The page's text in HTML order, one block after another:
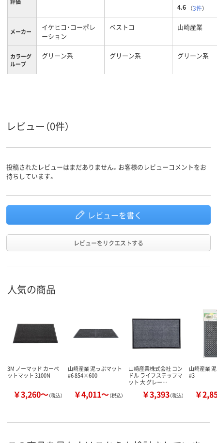
4.6 （3件）
メーカー
イケヒコ・コーポレ
ーション
ベストコ 山崎産業
カラーグ
ループ
グリーン系 グリーン系 グリーン系
レビュー（0件）
投稿されたレビューはまだありません。お客様のレビューコメントをお
待ちしています。
レビューを書く
レビューをリクエストする
人気の商品
3M ノーマッド カーペ
ットマット 3100N
￥3,260～（税込）
山崎産業 泥っぷマット
#6 854×600
￥4,011～（税込）
山崎産業株式会社 コン
ドル ライフステップマ
ット 大 グレー…
￥3,393（税込）
山崎産業
#3
￥